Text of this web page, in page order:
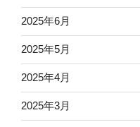
2025年6月
2025年5月
2025年4月
2025年3月